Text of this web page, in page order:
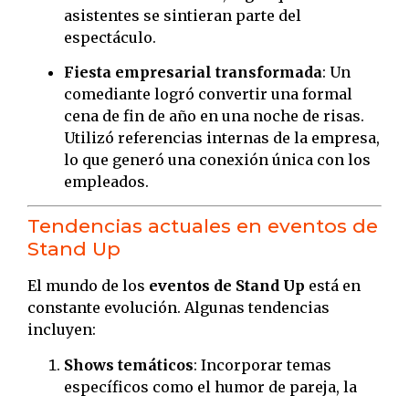
asistentes se sintieran parte del
espectáculo.
Fiesta empresarial transformada: Un
comediante logró convertir una formal
cena de fin de año en una noche de risas.
Utilizó referencias internas de la empresa,
lo que generó una conexión única con los
empleados.
Tendencias actuales en eventos de
Stand Up
El mundo de los eventos de Stand Up está en
constante evolución. Algunas tendencias
incluyen:
Shows temáticos: Incorporar temas
específicos como el humor de pareja, la